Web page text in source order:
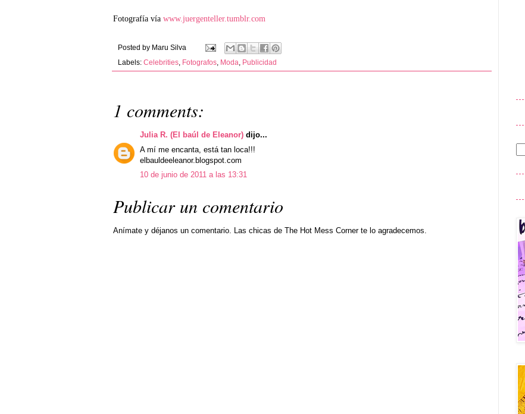
Fotografía vía www.juergenteller.tumblr.com
Posted by Maru Silva
Labels: Celebrities Fotografos Moda Publicidad
1 comments:
Julia R. (El baúl de Eleanor) dijo...
A mí me encanta, está tan loca!!!
elbauldeeleanor.blogspot.com
10 de junio de 2011 a las 13:31
Publicar un comentario
Anímate y déjanos un comentario. Las chicas de The Hot Mess Corner te lo agradecemos.